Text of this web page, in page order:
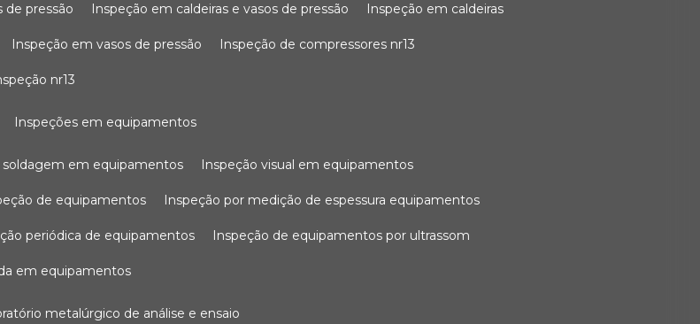
de pressão inspeção em caldeiras e vasos de pressão inspeção em caldeiras
inspeção em vasos de pressão inspeção de compressores nr13
nr13
inspeções em equipamentos
soldagem em equipamentos inspeção visual em equipamentos
de equipamentos inspeção por medição de espessura equipamentos
periódica de equipamentos inspeção de equipamentos por ultrassom
em equipamentos
metalúrgico de análise e ensaio